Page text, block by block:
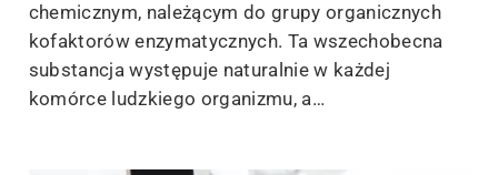
chemicznym, należącym do grupy organicznych
kofaktorów enzymatycznych. Ta wszechobecna
substancja występuje naturalnie w każdej
komórce ludzkiego organizmu, a…